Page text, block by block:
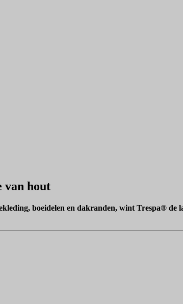
van hout
boeidelen en dakranden, wint Trespa®